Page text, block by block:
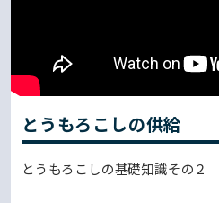
とうもろこしの供給
とうもろこしの基礎知識その